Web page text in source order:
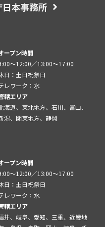
本事務所
ープン時間
～12:00／13:00～17:00
日：土日祝祭日
レワーク：水
轄エリア
海道、東北地方、石川、富山、
潟、関東地方、静岡
ープン時間
～12:00／13:00～17:00
日：土日祝祭日
レワーク：水
轄エリア
井、岐阜、愛知、三重、近畿地